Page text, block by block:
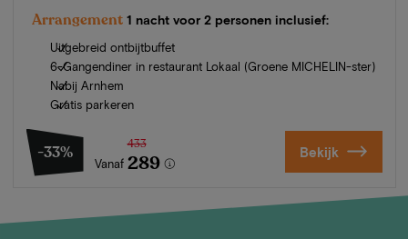
Arrangement 1 nacht voor 2 personen inclusief:
Uitgebreid ontbijtbuffet
6-Gangendiner in restaurant Lokaal (Groene MICHELIN-ster)
Nabij Arnhem
Gratis parkeren
-33%
Vanaf
433
289 Bekijk